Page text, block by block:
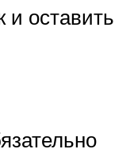
и оставить